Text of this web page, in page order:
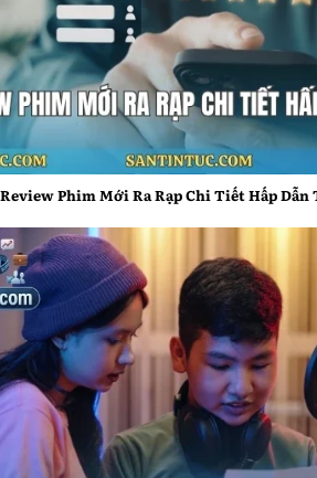
Review Phim Mới Ra Rạp Chi Tiết
24h
Review Phim Mới Ra Rạp Chi Tiết Hấp